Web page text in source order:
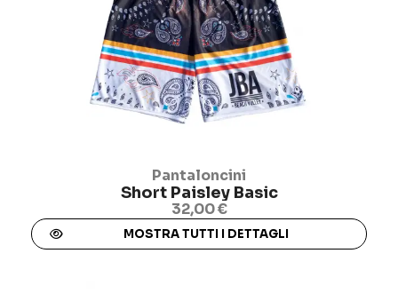
Pantaloncini
Short Paisley Basic
32,00 €
MOSTRA TUTTI I DETTAGLI